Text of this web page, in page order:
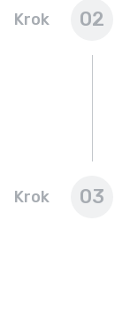
Krok 02
Krok 03